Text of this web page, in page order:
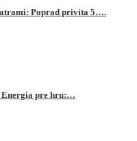
Poprad privíta 5….
Energia pre hru:…